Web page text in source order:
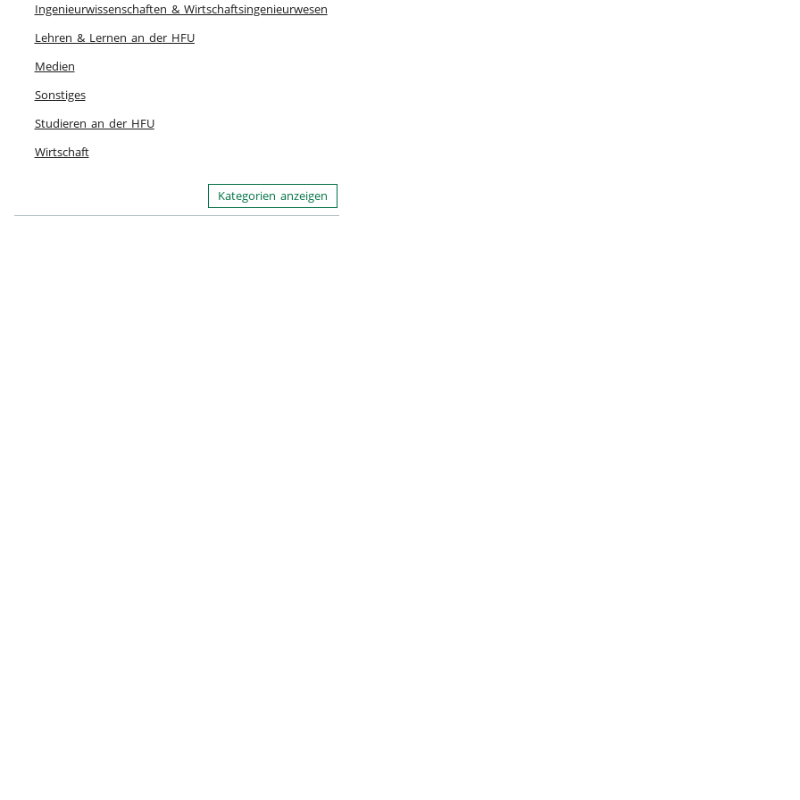
Ingenieurwissenschaften & Wirtschaftsingenieurwesen
Lehren & Lernen an der HFU
Medien
Sonstiges
Studieren an der HFU
Wirtschaft
Kategorien anzeigen